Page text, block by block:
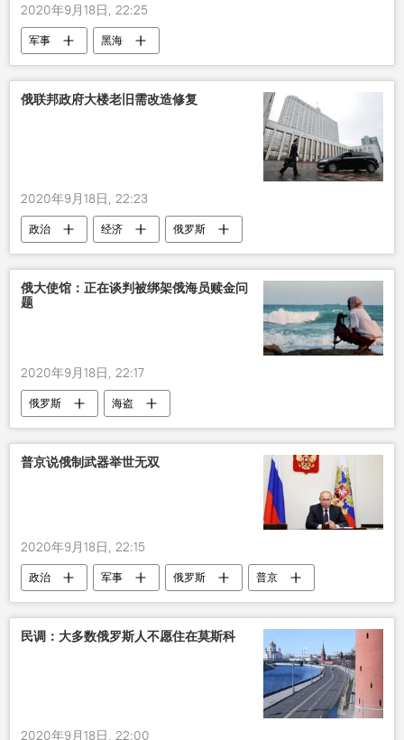
2020年9月18日, 22:25
军事 黑海
俄联邦政府大楼老旧需改造修复
2020年9月18日, 22:23
政治 经济 俄罗斯
俄大使馆：正在谈判被绑架俄海员赎金问
题
2020年9月18日, 22:17
俄罗斯 海盗
普京说俄制武器举世无双
2020年9月18日, 22:15
政治 军事 俄罗斯
普京
武器
民调：大多数俄罗斯人不愿住在莫斯科
2020年9月18日, 22:00